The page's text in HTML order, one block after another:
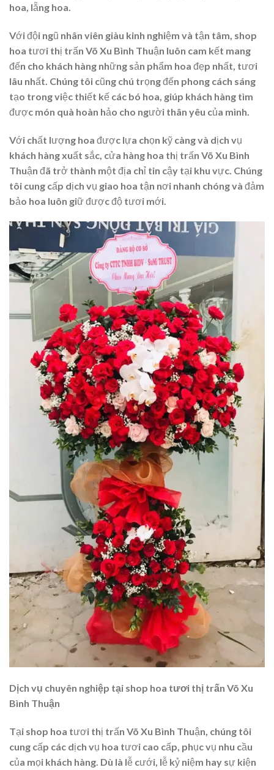
hoa, lẵng hoa.
Với đội ngũ nhân viên giàu kinh nghiệm và tận tâm, shop
hoa tươi thị trấn Võ Xu Bình Thuận luôn cam kết mang
đến cho khách hàng những sản phẩm hoa đẹp nhất, tươi
lâu nhất. Chúng tôi cũng chú trọng đến phong cách sáng
tạo trong việc thiết kế các bó hoa, giúp khách hàng tìm
được món quà hoàn hảo cho người thân yêu của mình.
Với chất lượng hoa được lựa chọn kỹ càng và dịch vụ
khách hàng xuất sắc, cửa hàng hoa thị trấn Võ Xu Bình
Thuận đã trở thành một địa chỉ tin cậy tại khu vực. Chúng
tôi cung cấp dịch vụ giao hoa tận nơi nhanh chóng và đảm
bảo hoa luôn giữ được độ tươi mới.
Dịch vụ chuyên nghiệp tại shop hoa tươi thị trấn Võ Xu
Bình Thuận
Tại shop hoa tươi thị trấn Võ Xu Bình Thuận, chúng tôi
cung cấp các dịch vụ hoa tươi cao cấp, phục vụ nhu cầu
của mọi khách hàng. Dù là lễ cưới, lễ kỷ niệm hay sự kiện